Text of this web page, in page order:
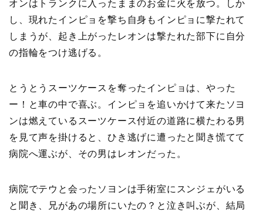
オンはトランクに入ったままのお金に火を放つ。しか
し、現れたインピョを撃ち自身もインピョに撃たれて
しまうが、起き上がったレオンは撃たれた部下に自分
の指輪をつけ逃げる。
とうとうスーツケースを奪ったインピョは、やった
ー！と車の中で喜ぶ。インピョを追いかけて来たソヨ
ンは燃えているスーツケース付近の道路に横たわる男
を見て声を掛けると、ひき逃げに遭ったと聞き慌てて
病院へ運ぶが、その男はレオンだった。
病院でテウと会ったソヨンは手術室にスンジェがいる
と聞き、兄があの場所にいたの？と泣き叫ぶが、結局